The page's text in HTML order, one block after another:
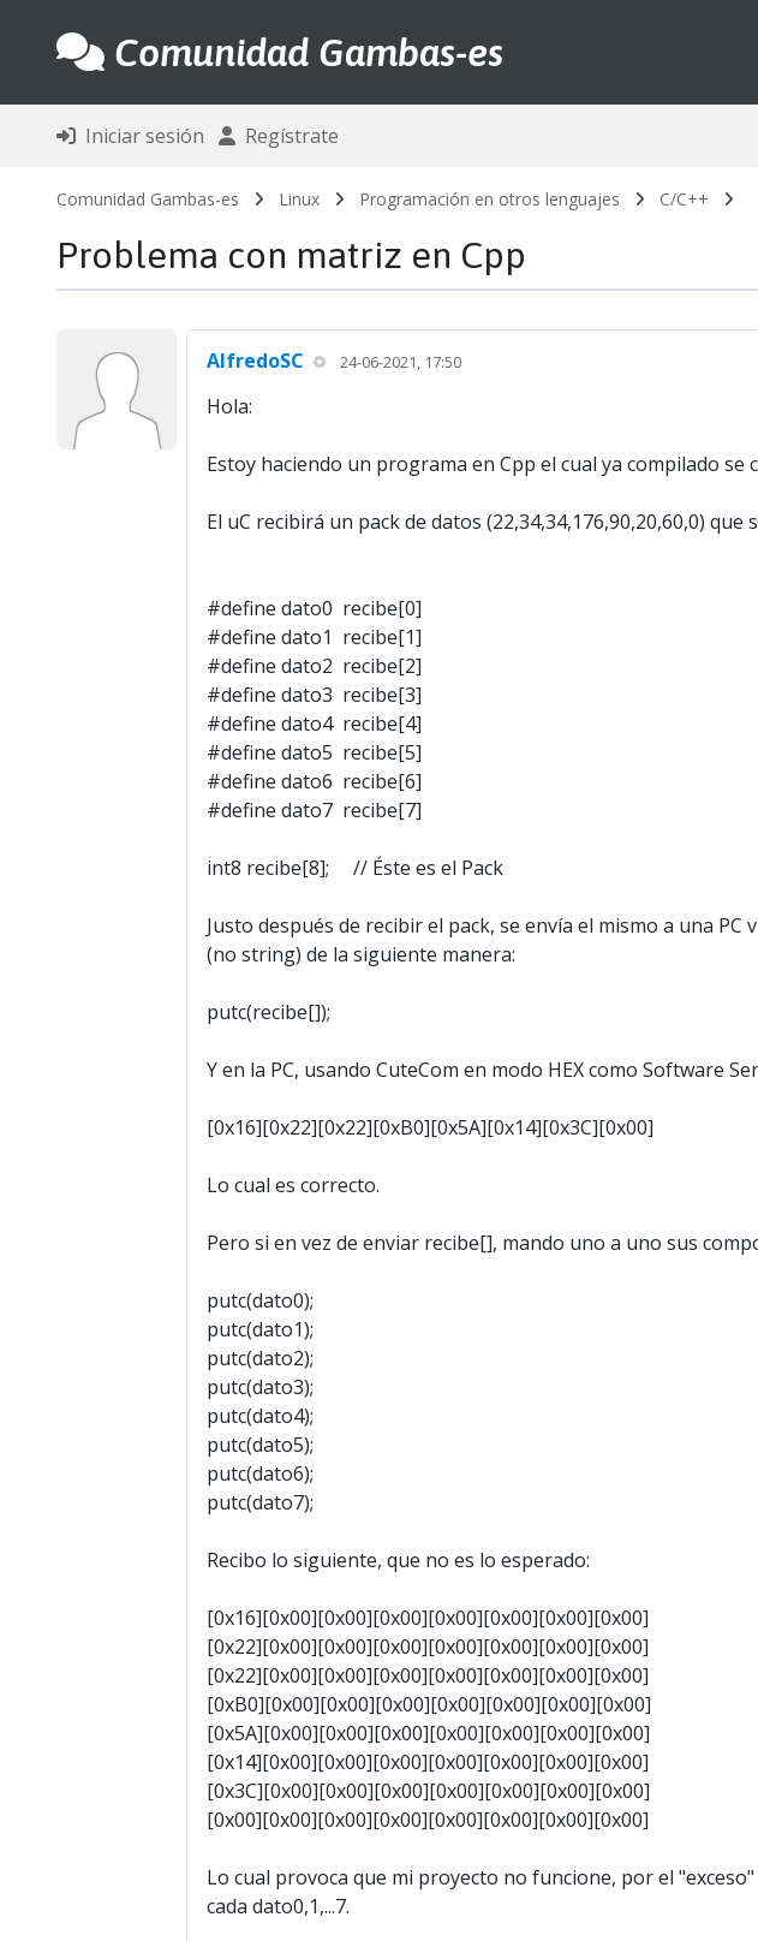
Comunidad Gambas-es
Iniciar sesión Regístrate
Comunidad Gambas-es Linux Programación en otros lenguajes C/C++
Problema con matriz en Cpp
AlfredoSC 24-06-2021, 17:50
Hola:
Estoy haciendo un programa en Cpp el cual ya compilado
El uC recibirá un pack de datos (22,34,34,176,90,20,60,0)
#define dato0 recibe[0]
#define dato1 recibe[1]
#define dato2 recibe[2]
#define dato3 recibe[3]
#define dato4 recibe[4]
#define dato5 recibe[5]
#define dato6 recibe[6]
#define dato7 recibe[7]
int8 recibe[8]; // Éste es el Pack
Justo después de recibir el pack, se envía el mismo a una PC
(no string) de la siguiente manera:
putc(recibe[]);
Y en la PC, usando CuteCom en modo HEX como Software
[0x16][0x22][0x22][0xB0][0x5A][0x14][0x3C][0x00]
Lo cual es correcto.
Pero si en vez de enviar recibe[], mando uno a uno sus
putc(dato0);
putc(dato1);
putc(dato2);
putc(dato3);
putc(dato4);
putc(dato5);
putc(dato6);
putc(dato7);
Recibo lo siguiente, que no es lo esperado:
[0x16][0x00][0x00][0x00][0x00][0x00][0x00][0x00]
[0x22][0x00][0x00][0x00][0x00][0x00][0x00][0x00]
[0x22][0x00][0x00][0x00][0x00][0x00][0x00][0x00]
[0xB0][0x00][0x00][0x00][0x00][0x00][0x00][0x00]
[0x5A][0x00][0x00][0x00][0x00][0x00][0x00][0x00]
[0x14][0x00][0x00][0x00][0x00][0x00][0x00][0x00]
[0x3C][0x00][0x00][0x00][0x00][0x00][0x00][0x00]
[0x00][0x00][0x00][0x00][0x00][0x00][0x00][0x00]
Lo cual provoca que mi proyecto no funcione, por el
cada dato0,1,...7.